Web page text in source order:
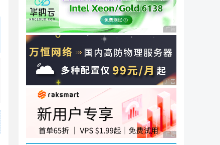
广告 商业广告，理性
广告 商业广告，理性
广告 商业广告，理性